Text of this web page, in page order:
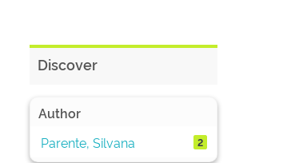
Discover
Author
Parente, Silvana
2